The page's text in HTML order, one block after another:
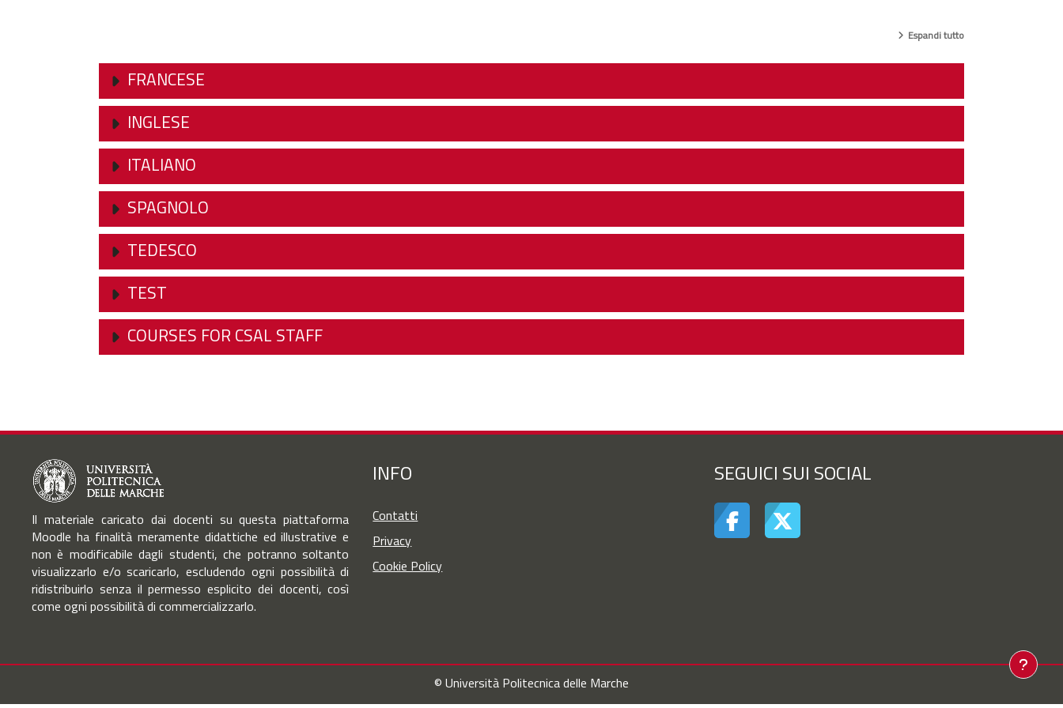
Espandi tutto
FRANCESE
INGLESE
ITALIANO
SPAGNOLO
TEDESCO
TEST
COURSES FOR CSAL STAFF
Il materiale caricato dai docenti su questa piattaforma
Moodle ha finalità meramente didattiche ed illustrative e
non è modificabile dagli studenti, che potranno soltanto
visualizzarlo e/o scaricarlo, escludendo ogni possibilità di
ridistribuirlo senza il permesso esplicito dei docenti, così
come ogni possibilità di commercializzarlo.
INFO
Contatti
Privacy
Cookie Policy
SEGUICI SUI SOCIAL
© Università Politecnica delle Marche